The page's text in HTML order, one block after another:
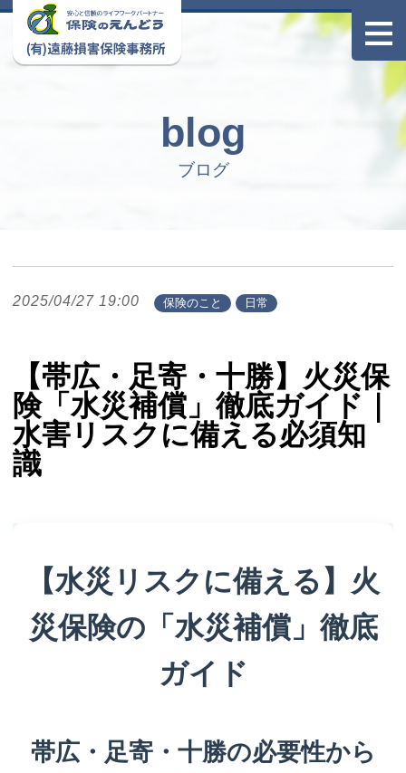
blog
ブログ
2025/04/27 19:00 保険のこと 日常
【帯広・足寄・十勝】火災保
険「水災補償」徹底ガイド｜
水害リスクに備える必須知
識
【水災リスクに備える】火
災保険の「水災補償」徹底
ガイド
帯広・足寄・十勝の必要性から